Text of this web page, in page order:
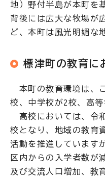
地）野付半島が本町を
背後には広大な牧場が
ど、本町は風光明媚な
標津町の教育に
本町の教育環境は、
校、中学校が2校、高等
高校においては、令
校となり、地域の教育
活動を推進しています
区内からの入学者数が
及び交流人口増加、教